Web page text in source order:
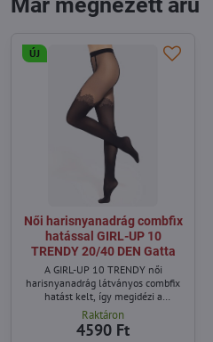
Már megnézett áru
ÚJ
Női harisnyanadrág combfix
hatással GIRL-UP 10
TRENDY 20/40 DEN Gatta
A GIRL-UP 10 TRENDY női
harisnyanadrág látványos combfix
hatást kelt, így megidézi a
harisnyatartós stílust külön
harisnya nélkül.
Raktáron
4590 Ft